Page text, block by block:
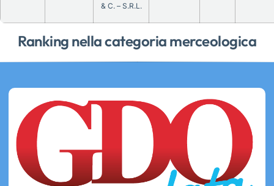
Ranking nella categoria merceologica
& C. – S.R.L.